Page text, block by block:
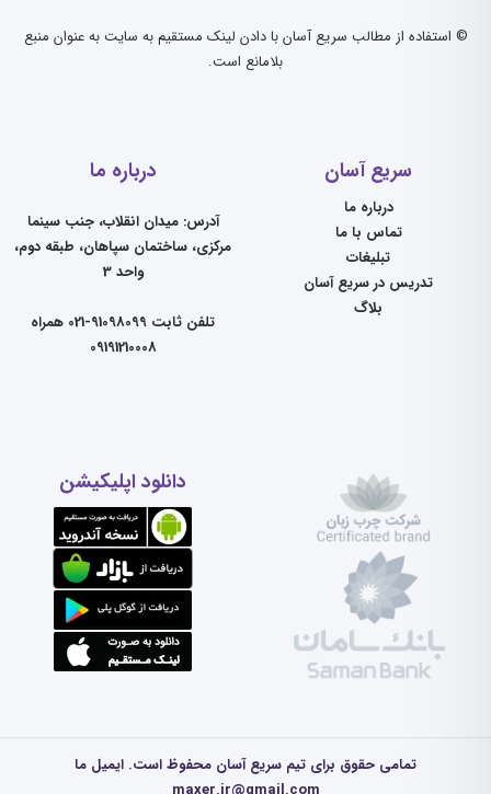
© استفاده از مطالب سریع آسان با دادن لینک مستقیم به سایت به عنوان منبع
بلامانع است.
سریع آسان
درباره ما
تماس با ما
تبلیغات
تدریس در سریع آسان
بلاگ
درباره ما
آدرس: میدان انقلاب، جنب سینما
مرکزی، ساختمان سپاهان، طبقه دوم،
واحد 3
تلفن ثابت 91098099-021 همراه
09191210008
دانلود اپلیکیشن
تمامی حقوق برای تیم سریع آسان محفوظ است. ایمیل ما